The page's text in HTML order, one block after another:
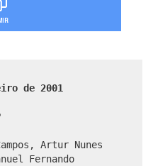
de 2001
Artur Nunes
Fernando